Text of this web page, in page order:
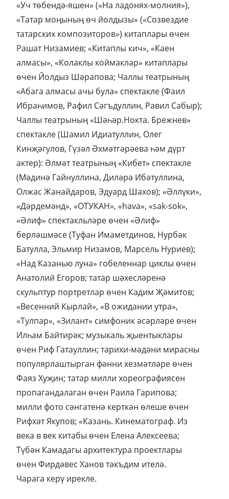
«Уч төбендә-яшен» («На ладонях-молния»),
«Татар моңының өч йолдызы» («Созвездие
татарских композиторов») китаплары өчен
Рашат Низамиев; «Китаплы кич», «Каен
алмасы», «Колаклы коймаклар» китаплары
өчен Йолдыз Шәрапова; Чаллы театрының
«Абага алмасы ачы була» спектакле (Фаил
Ибраһимов, Рафил Сәгъдуллин, Равил Сабыр);
Чаллы театрының «Шәһәр.Нокта. Брежнев»
спектакле (Шамил Идиатуллин, Олег
Кинҗәгулов, Гүзәл Әхмәтгәрәева һәм дүрт
актер): Әлмәт театрының «Кибет» спектакле
(Мәдинә Гайнуллина, Диләрә Ибәтуллина,
Олжас Жанайдаров, Эдуард Шахов); «Әллүки»,
«Дәрдемәнд», «ОТУКАН», «hava», «sak-sok»,
«Әлиф» спектакльләре өчен «Әлиф»
берләшмәсе (Туфан Имаметдинов, Нурбәк
Батулла, Эльмир Низамов, Марсель Нуриев);
«Над Казанью луна» гобеленнар циклы өчен
Анатолий Егоров; татар шәхесләренә
скульптур портретлар өчен Кадим Җәмитов;
«Весенний Кырлай», «В ожидании утра»,
«Тулпар», «Зилант» симфоник әсәрләре өчен
Илһам Байтирәк; музыкаль җыентыклары
өчен Риф Гатауллин; тарихи-мәдәни мирасны
популярлаштырган фәнни хезмәтләре өчен
Фаяз Хуҗин; татар милли хореографиясен
пропагандалаган өчен Раилә Гарипова;
милли фото сәнгатенә керткән өлеше өчен
Рифхәт Якупов; «Казань. Кинематограф. Из
века в век китабы өчен Елена Алексеева;
Түбән Камадагы архитектура проектлары
өчен Фирдәвес Ханов тәкъдим ителә.
Чарага керү ирекле.